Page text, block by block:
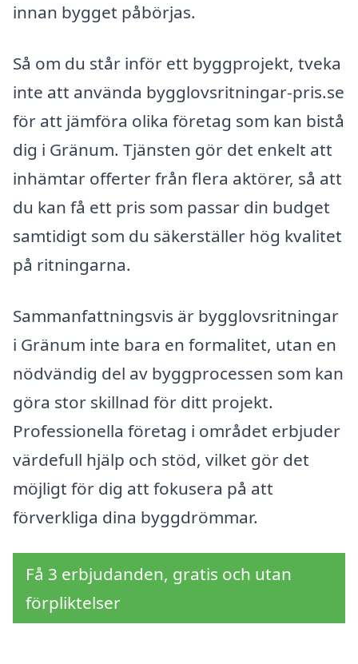
innan bygget påbörjas.
Så om du står inför ett byggprojekt, tveka
inte att använda bygglovsritningar-pris.se
för att jämföra olika företag som kan bistå
dig i Gränum. Tjänsten gör det enkelt att
inhämtar offerter från flera aktörer, så att
du kan få ett pris som passar din budget
samtidigt som du säkerställer hög kvalitet
på ritningarna.
Sammanfattningsvis är bygglovsritningar
i Gränum inte bara en formalitet, utan en
nödvändig del av byggprocessen som kan
göra stor skillnad för ditt projekt.
Professionella företag i området erbjuder
värdefull hjälp och stöd, vilket gör det
möjligt för dig att fokusera på att
förverkliga dina byggdrömmar.
Få 3 erbjudanden, gratis och utan
förpliktelser